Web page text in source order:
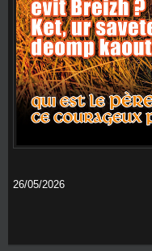
26/05/2026